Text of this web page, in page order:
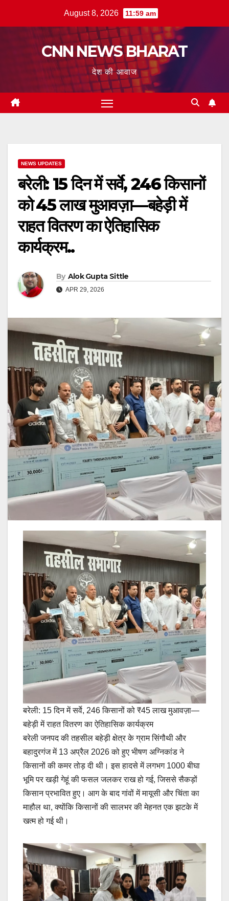
August 8, 2026 11:59 am
CNN NEWS BHARAT
देश की आवाज
NEWS UPDATES
बरेली: 15 दिन में सर्वे, 246 किसानों
को ₹45 लाख मुआवज़ा—बहेड़ी में
राहत वितरण का ऐतिहासिक
कार्यक्रम..
By Alok Gupta Sittle
APR 29, 2026
बरेली: 15 दिन में सर्वे, 246 किसानों को ₹45 लाख मुआवज़ा—
बहेड़ी में राहत वितरण का ऐतिहासिक कार्यक्रम
बरेली जनपद की तहसील बहेड़ी क्षेत्र के ग्राम सिंगौथी और
बहादुरगंज में 13 अप्रैल 2026 को हुए भीषण अग्निकांड ने
किसानों की कमर तोड़ दी थी। इस हादसे में लगभग 1000 बीघा
भूमि पर खड़ी गेहूं की फसल जलकर राख हो गई, जिससे सैकड़ों
किसान प्रभावित हुए। आग के बाद गांवों में मायूसी और चिंता का
माहौल था, क्योंकि किसानों की सालभर की मेहनत एक झटके में
खत्म हो गई थी।